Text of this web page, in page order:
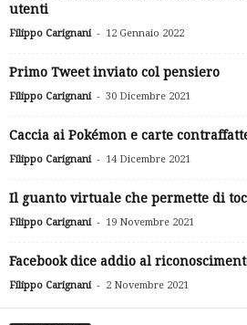
utenti
Filippo Carignani - 12 Gennaio 2022
Primo Tweet inviato col pensiero
Filippo Carignani - 30 Dicembre 2021
Caccia ai Pokémon e carte
Filippo Carignani - 14 Dicembre 2021
Il guanto virtuale che permette di
Filippo Carignani - 19 Novembre 2021
Facebook dice addio al
Filippo Carignani - 2 Novembre 2021